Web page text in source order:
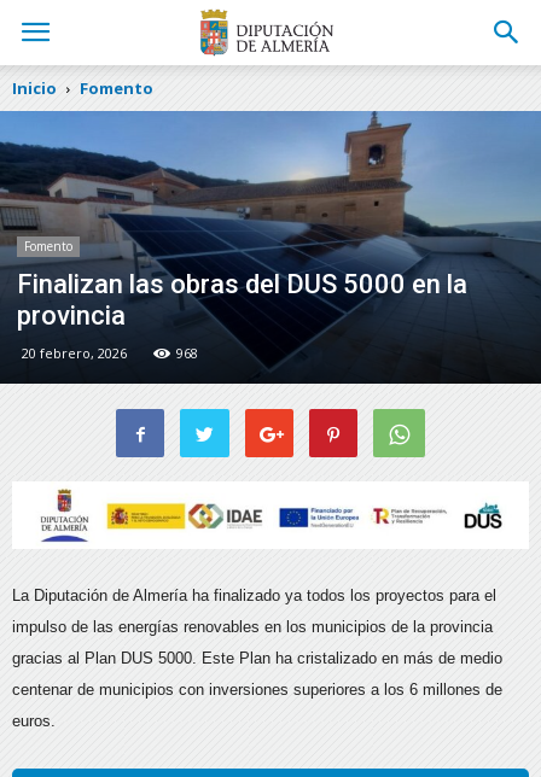
Inicio Fomento
Fomento
Finalizan las obras del DUS 5000 en la
provincia
20 febrero, 2026 968
La Diputación de Almería ha finalizado ya todos los proyectos para el
impulso de las energías renovables en los municipios de la provincia
gracias al Plan DUS 5000. Este Plan ha cristalizado en más de medio
centenar de municipios con inversiones superiores a los 6 millones de
euros.